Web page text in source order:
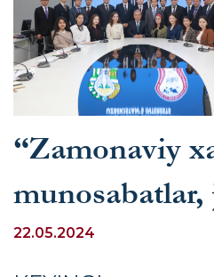
“Zamonaviy
munosabatlar,
iqtisodiyoti va
22.05.2024